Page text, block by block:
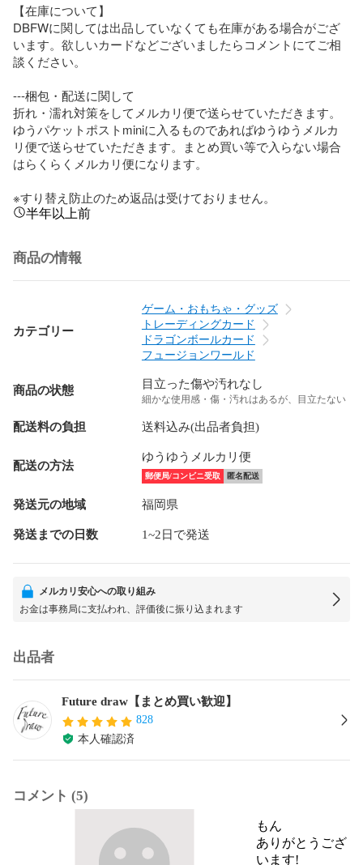
【在庫について】
DBFWに関しては出品していなくても在庫がある場合がござ
います。欲しいカードなどございましたらコメントにてご相
談ください。
---梱包・配送に関して
折れ・濡れ対策をしてメルカリ便で送らせていただきます。
ゆうパケットポストminiに入るものであればゆうゆうメルカ
リ便で送らせていただきます。まとめ買い等で入らない場合
はらくらくメルカリ便になります。
※すり替え防止のため返品は受けておりません。
半年以上前
商品の情報
カテゴリー
ゲーム・おもちゃ・グッズ
トレーディングカード
ドラゴンボールカード
フュージョンワールド
商品の状態 目立った傷や汚れなし
細かな使用感・傷・汚れはあるが、目立たない
配送料の負担 送料込み(出品者負担)
配送の方法
ゆうゆうメルカリ便
郵便局/コンビニ受取 匿名配送
発送元の地域 福岡県
発送までの日数 1~2日で発送
メルカリ安心への取り組み
お金は事務局に支払われ、評価後に振り込まれます
出品者
Future draw【まとめ買い歓迎】
828
本人確認済
コメント (5)
もん
ありがとうござ
います!